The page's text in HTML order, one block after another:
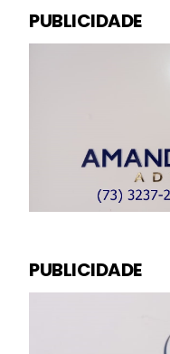
PUBLICIDADE
PUBLICIDADE